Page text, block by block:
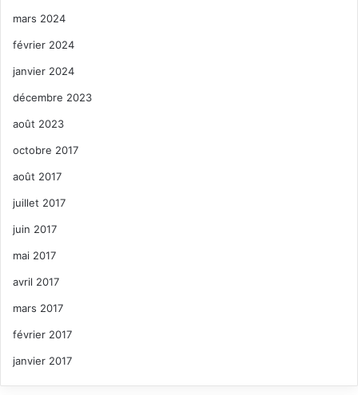
mars 2024
février 2024
janvier 2024
décembre 2023
août 2023
octobre 2017
août 2017
juillet 2017
juin 2017
mai 2017
avril 2017
mars 2017
février 2017
janvier 2017